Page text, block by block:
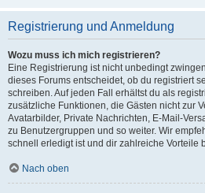
Registrierung und Anmeldung
Wozu muss ich mich registrieren?
Eine Registrierung ist nicht unbedingt
dieses Forums entscheidet, ob du registriert
schreiben. Auf jeden Fall erhältst du als
zusätzliche Funktionen, die Gästen nicht zur
Avatarbilder, Private Nachrichten, E-Mail-
zu Benutzergruppen und so weiter. Wir
schnell erledigt ist und dir zahlreiche Vorteile
Nach oben